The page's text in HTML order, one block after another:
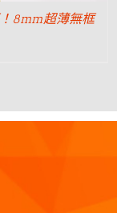
8mm超薄無框